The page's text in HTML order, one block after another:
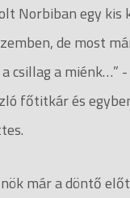
Norbiban egy kis
de most
csillag a miénk…”
főtitkár és
már a döntő